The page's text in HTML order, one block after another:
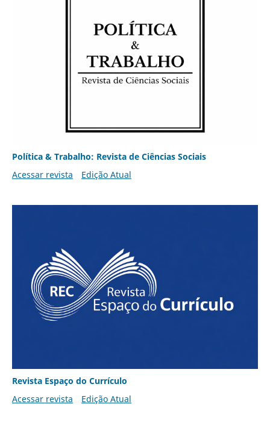
Política & Trabalho: Revista de Ciências Sociais
Acessar revista
Edição Atual
Revista Espaço do Currículo
Acessar revista
Edição Atual